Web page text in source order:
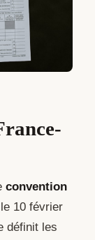
convention
le 10 février
définit les